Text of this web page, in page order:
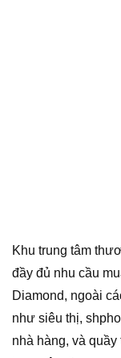
Khu trung tâm
đầy đủ nhu cầu
Diamond, ngoài
như siêu thị,
nhà hàng, và